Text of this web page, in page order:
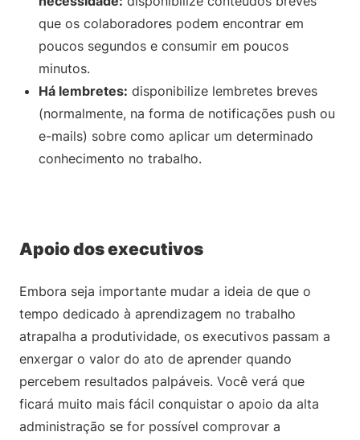
que os colaboradores podem encontrar em
poucos segundos e consumir em poucos
minutos.
Há lembretes: disponibilize lembretes breves
(normalmente, na forma de notificações push ou
e-mails) sobre como aplicar um determinado
conhecimento no trabalho.
Apoio dos executivos
Embora seja importante mudar a ideia de que o
tempo dedicado à aprendizagem no trabalho
atrapalha a produtividade, os executivos passam a
enxergar o valor do ato de aprender quando
percebem resultados palpáveis. Você verá que
ficará muito mais fácil conquistar o apoio da alta
administração se for possível comprovar a